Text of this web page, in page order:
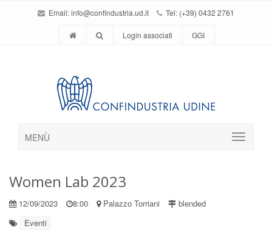
Email:info@confindustria.ud.it Tel: (+39) 0432 2761
Login associati GGI
MENÙ
Women Lab 2023
12/09/2023 8:00 Palazzo Torriani
blended
Eventi